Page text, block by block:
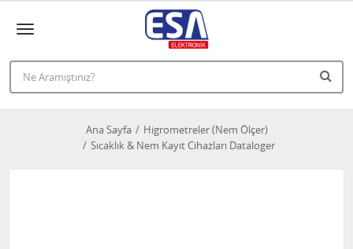
Ana Sayfa
Higrometreler (Nem Ölçer)
Sıcaklık & Nem Kayıt Cihazları Dataloger